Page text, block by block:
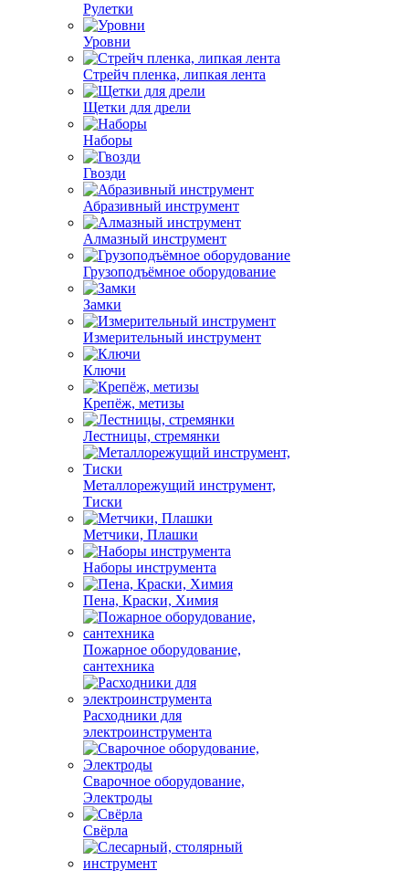
Рулетки
Уровни
Стрейч пленка, липкая лента
Щетки для дрели
Наборы
Гвозди
Абразивный инструмент
Алмазный инструмент
Грузоподъёмное оборудование
Замки
Измерительный инструмент
Ключи
Крепёж, метизы
Лестницы, стремянки
Металлорежущий инструмент,
Тиски
Метчики, Плашки
Наборы инструмента
Пена, Краски, Химия
Пожарное оборудование,
сантехника
Расходники для
электроинструмента
Сварочное оборудование,
Электроды
Свёрла